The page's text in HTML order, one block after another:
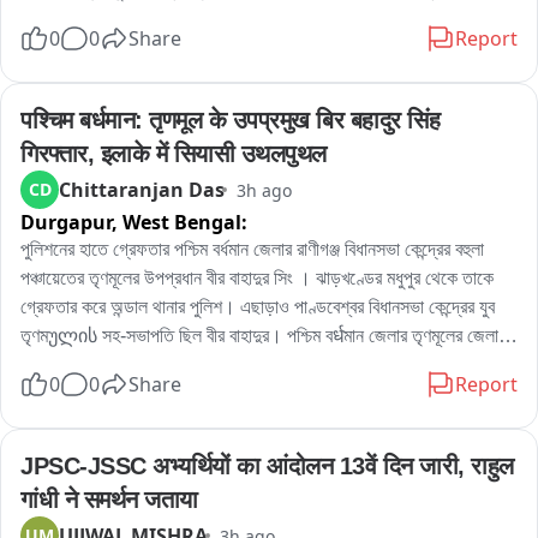
হচ্ছে, বাড়ছে দুর্ঘটনার আশঙ্কাও। বিষয়টি নিয়ে পুরসভায় লিখিত অভিযোগ জমা
এলাকার বিজেপি কর্মী রোহিত দে জানান, এলাকাবাসীর অভিযোগের ভিত্তিতেই তাঁরা
পুরসভায় স্মারকলিপি জমা দিয়েছেন। তাঁর দাবি, নির্মাণসামগ্রী মাসের পর মাস রাস্তার
উপর পড়ে থাকায় রাস্তা কার্যত সরু হয়ে গিয়েছে। বর্ষাকালে বালি ও অন্যান্য সামগ্রী
নিকাশি ব্যবস্থা আটকে দিচ্ছে, ফলে জল জমার সমস্যাও বাড়ছে। রাতের অন্ধকারে
ভারী ডাম্পার ও লরিতে মালপত্র নামানোর ফলে রাস্তারও ক্ষতি হচ্ছে বলে অভিযোগ
করেন তিনি। প্রশাসনের তরফে প্রয়োজনীয় ব্যবস্থা নেওয়ার দাবি জানিয়ে তিনি
বলেন, আইনি পথেই এই সমস্যার সমাধান চান তাঁরা。
অন্যদিকে আর এক বিজেপি কর্মী অভিজিৎ বিশ্বাসের অভিযোগ, দীর্ঘদিন ধরে এই
পরিস্থিতি চললেও কোনও কার্যকর পদক্ষেপ নেওয়া হয়নি। তাঁর দাবি, নির্মাণস্থলে বড়
আশঙ্কা রয়েছে। নিত্যদিন ছোটখাটো দুর্ঘটনাও ঘটছে। 그는 অভিযোগ করেন,
দ্রুত ব্যবস্থা নিয়ে রাস্তা দখলমুক্ত ও নিরাপদ করার আবেদন জানান তিনি。
বিজেপির দাবি, রাস্তা থেকে অবিলম্বে নির্মাণসামগ্রী সরিয়ে স্বাভাবিক যান চলাচল
নিশ্চিত করতে হবে এবং ভবিষ্যতে যাতে জনসাধারণের ভোগান্তি না হয়, সে বিষয়ে
0 0 Share Report
पश्चिम बर्धमान: तृणमूल के उपप्रमुख बिर बहादुर सिंह
गिरफ्तार, इलाके में सियासी उथलपुथल
CD Chittaranjan Das 3h ago
Durgapur, West Bengal:
পুলিশনের হাতে গ্রেফতার পশ্চিম বর্ধমান জেলার রাণীগঞ্জ বিধানসভা কেন্দ্রের বহুলা
পঞ্চায়েতের তৃণমূলের উপপ্রধান বীর বাহাদুর সিং । ঝাড়খণ্ডের মধুপুর থেকে তাকে
গ্রেফতার করে অন্ডাল থানার পুলিশ। এছাড়াও পাণ্ডবেশ্বর বিধানসভা কেন্দ্রের যুব
তৃণমულის সহ-সভাপতি ছিল বীর বাহাদুর। পশ্চিম বर्धমান জেলার তৃণমূলের জেলা
বলেও পরিচিত ছিল এই বীর বাহাদুর। এলাকায় সন্ত্রাস তোলাবাজি সহ একাধিক
0 0 Share Report
JPSC-JSSC अभ्यर्थियों का आंदोलन 13वें दिन जारी, राहुल
गांधी ने समर्थन जताया